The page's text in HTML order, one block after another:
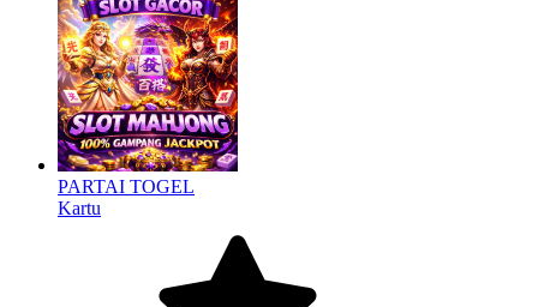
PARTAI TOGEL
Kartu